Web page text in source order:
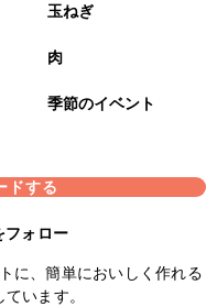
玉ねぎ
肉
季節のイベント
ドする
フォロー
に、簡単においしく作れる
います。